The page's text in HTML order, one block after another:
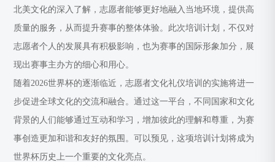
北美文化的深入了解，志愿者能够更好地融入当地环境，提供高
质量的服务，从而提升赛事的整体体验。此次培训计划，不仅对
志愿者个人的发展具有积极影响，也为赛事的国际形象加分，展
现出赛事主办方的细心和用心。
随着2026世界杯的逐渐临近，志愿者文化礼仪培训的实施将进一
步促进全球文化的交流和融合。通过这一平台，不同国家和文化
背景的人们能够通过互动和学习，增加彼此的理解和尊重，为赛
事创造更加和谐和友好的氛围。可以预见，这项培训计划将成为
世界杯历史上一个重要的文化亮点。